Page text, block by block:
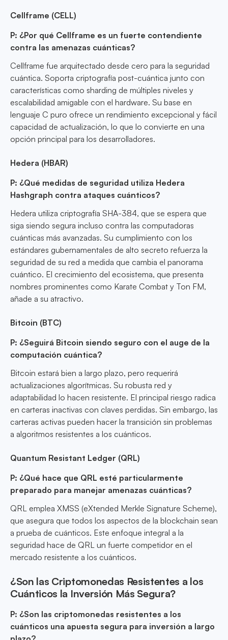
Cellframe (CELL)
P: ¿Por qué Cellframe es un fuerte contendiente
contra las amenazas cuánticas?
Cellframe fue arquitectado desde cero para la seguridad
cuántica. Soporta criptografía post-cuántica junto con
características como sharding de múltiples niveles y
escalabilidad amigable con el hardware. Su base en
lenguaje C puro ofrece un rendimiento excepcional y fácil
capacidad de actualización, lo que lo convierte en una
opción principal para los desarrolladores.
Hedera (HBAR)
P: ¿Qué medidas de seguridad utiliza Hedera
Hashgraph contra ataques cuánticos?
Hedera utiliza criptografía SHA-384, que se espera que
siga siendo segura incluso contra las computadoras
cuánticas más avanzadas. Su cumplimiento con los
estándares gubernamentales de alto secreto refuerza la
seguridad de su red a medida que cambia el panorama
cuántico. El crecimiento del ecosistema, que presenta
nombres prominentes como Karate Combat y Ton FM,
añade a su atractivo.
Bitcoin (BTC)
P: ¿Seguirá Bitcoin siendo seguro con el auge de la
computación cuántica?
Bitcoin estará bien a largo plazo, pero requerirá
actualizaciones algorítmicas. Su robusta red y
adaptabilidad lo hacen resistente. El principal riesgo radica
en carteras inactivas con claves perdidas. Sin embargo, las
carteras activas pueden hacer la transición sin problemas
a algoritmos resistentes a los cuánticos.
Quantum Resistant Ledger (QRL)
P: ¿Qué hace que QRL esté particularmente
preparado para manejar amenazas cuánticas?
QRL emplea XMSS (eXtended Merkle Signature Scheme),
que asegura que todos los aspectos de la blockchain sean
a prueba de cuánticos. Este enfoque integral a la
seguridad hace de QRL un fuerte competidor en el
mercado resistente a los cuánticos.
¿Son las Criptomonedas Resistentes a los
Cuánticos la Inversión Más Segura?
P: ¿Son las criptomonedas resistentes a los
cuánticos una apuesta segura para inversión a largo